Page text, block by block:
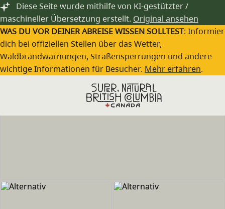
Zum Hauptinhalt springen
Diese Seite wurde mithilfe von KI-gestützter /
maschineller Übersetzung erstellt. Original ansehen
WAS DU VOR DEINER ABREISE WISSEN SOLLTEST:
dich bei offiziellen Stellen über das Wetter,
Waldbrandwarnungen, Straßensperrungen und andere
wichtige Informationen für Besucher. Mehr erfahren.